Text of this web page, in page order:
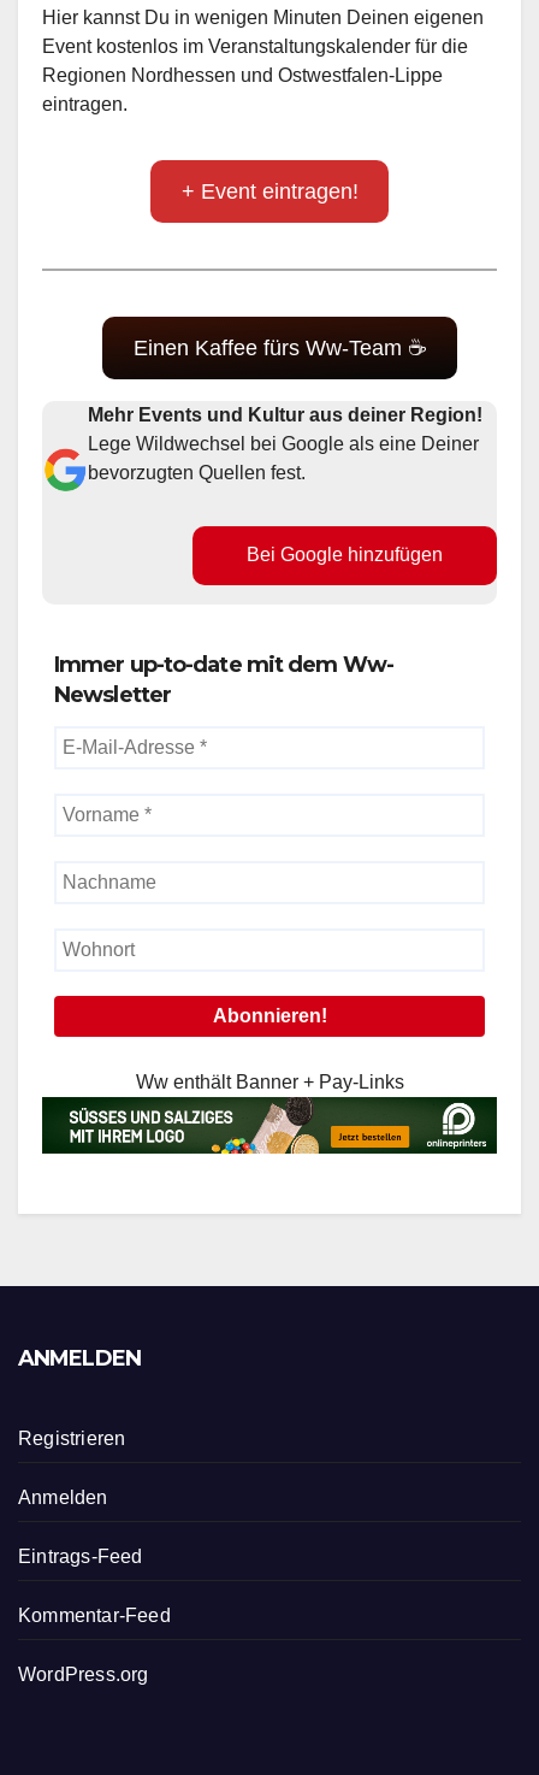
Hier kannst Du in wenigen Minuten Deinen eigenen
Event kostenlos im Veranstaltungskalender für die
Regionen Nordhessen und Ostwestfalen-Lippe
eintragen.
+ Event eintragen!
Einen Kaffee fürs Ww-Team ☕
Mehr Events und Kultur aus deiner Region!
Lege Wildwechsel bei Google als eine Deiner
bevorzugten Quellen fest.
Bei Google hinzufügen
Immer up-to-date mit dem Ww-
Newsletter
Ww enthält Banner + Pay-Links
ANMELDEN
Registrieren
Anmelden
Eintrags-Feed
Kommentar-Feed
WordPress.org